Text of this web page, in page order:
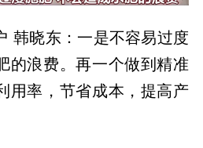
韩晓东：一是不容易过度
的浪费。再一个做到精准
用率，节省成本，提高产